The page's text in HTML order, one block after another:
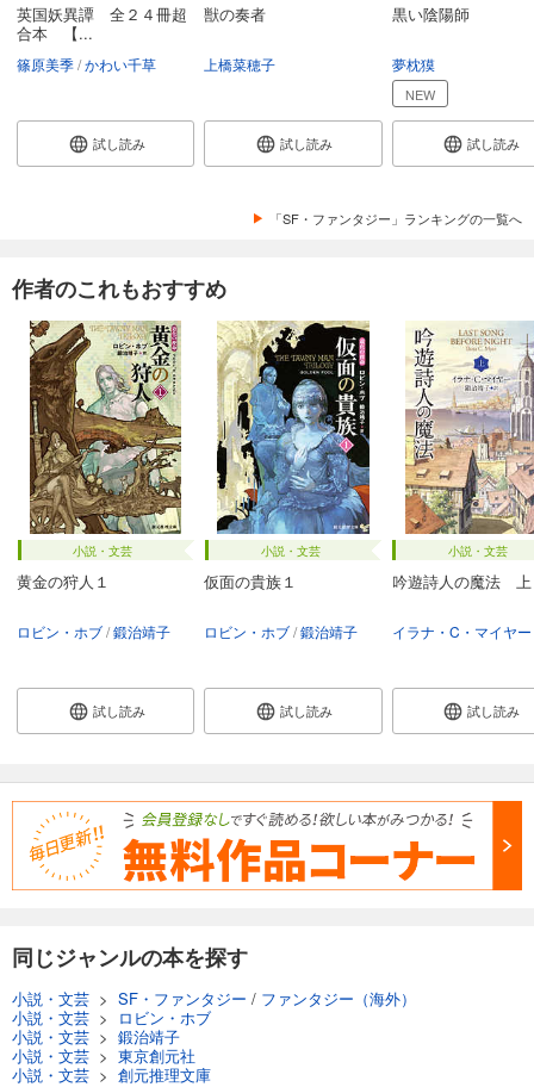
英国妖異譚 全２４冊超
合本 【...
篠原美季 かわい千草
試し読み
獣の奏者
上橋菜穂子
試し読み
黒い陰陽師
夢枕獏
NEW
試し読み
「SF・ファンタジー」ランキングの一覧へ
作者のこれもおすすめ
小説・文芸
黄金の狩人１
ロビン・ホブ 鍛治靖子
試し読み
小説・文芸
仮面の貴族１
ロビン・ホブ 鍛治靖子
試し読み
小説・文芸
吟遊詩人の魔法 上
イラナ・C・マイヤー
試し読み
同じジャンルの本を探す
小説・文芸 > SF・ファンタジー / ファンタジー（海外）
小説・文芸 >
ロビン・ホブ
小説・文芸 > 鍛治靖子
小説・文芸 > 東京創元社
小説・文芸 > 創元推理文庫